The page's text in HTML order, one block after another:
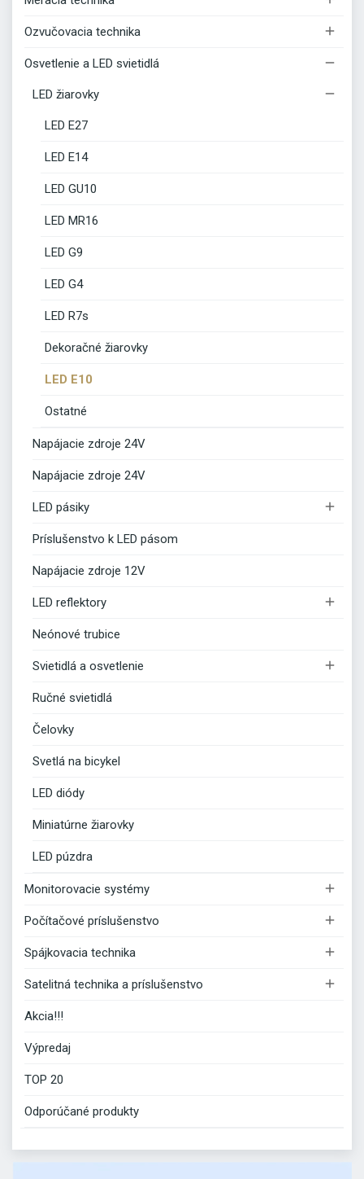
Ozvučovacia technika 
Osvetlenie a LED svietidlá 
LED žiarovky 
LED E27
LED E14
LED GU10
LED MR16
LED G9
LED G4
LED R7s
Dekoračné žiarovky
LED E10
Ostatné
Napájacie zdroje 24V
Napájacie zdroje 24V
LED pásiky 
Príslušenstvo k LED pásom
Napájacie zdroje 12V
LED reflektory 
Neónové trubice
Svietidlá a osvetlenie 
Ručné svietidlá
Čelovky
Svetlá na bicykel
LED diódy
Miniatúrne žiarovky
LED púzdra
Monitorovacie systémy 
Počítačové príslušenstvo 
Spájkovacia technika 
Satelitná technika a príslušenstvo 
Akcia!!!
Výpredaj
TOP 20
Odporúčané produkty